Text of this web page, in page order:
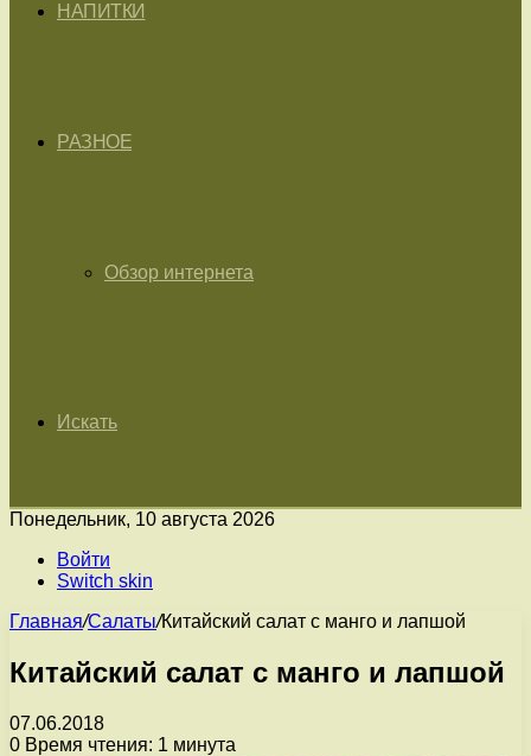
НАПИТКИ
РАЗНОЕ
Обзор интернета
Искать
Понедельник, 10 августа 2026
Войти
Switch skin
Главная/Салаты/Китайский салат с манго и лапшой
Китайский салат с манго и лапшой
07.06.2018
0 Время чтения: 1 минута